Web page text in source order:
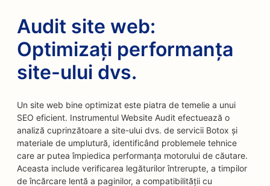
Audit site web:
Optimizați performanța
site-ului dvs.
Un site web bine optimizat este piatra de temelie a unui
SEO eficient. Instrumentul Website Audit efectuează o
analiză cuprinzătoare a site-ului dvs. de servicii Botox și
materiale de umplutură, identificând problemele tehnice
care ar putea împiedica performanța motorului de căutare.
Aceasta include verificarea legăturilor întrerupte, a timpilor
de încărcare lentă a paginilor, a compatibilității cu